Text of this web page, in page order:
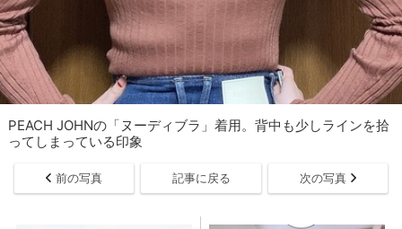
PEACH JOHNの「ヌーディブラ」着用。背中も少しラインを拾
ってしまっている印象
前の写真 記事に戻る 次の写真